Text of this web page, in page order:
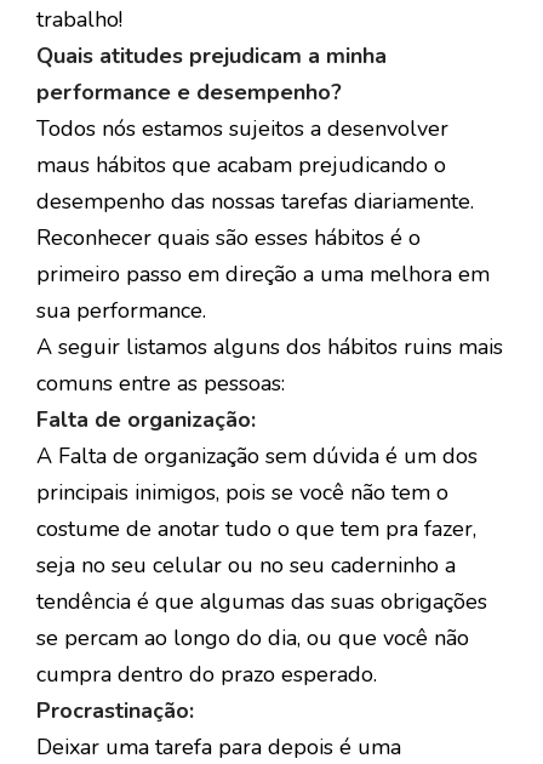
trabalho!
Quais atitudes prejudicam a minha
performance e desempenho?
Todos nós estamos sujeitos a desenvolver
maus hábitos que acabam prejudicando o
desempenho das nossas tarefas diariamente.
Reconhecer quais são esses hábitos é o
primeiro passo em direção a uma melhora em
sua performance.
A seguir listamos alguns dos hábitos ruins mais
comuns entre as pessoas:
Falta de organização:
A Falta de organização sem dúvida é um dos
principais inimigos, pois se você não tem o
costume de anotar tudo o que tem pra fazer,
seja no seu celular ou no seu caderninho a
tendência é que algumas das suas obrigações
se percam ao longo do dia, ou que você não
cumpra dentro do prazo esperado.
Procrastinação:
Deixar uma tarefa para depois é uma